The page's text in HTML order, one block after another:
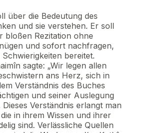
über die Bedeutung des
und sie verstehen. Er soll
bloßen Rezitation ohne
und sofort nachfragen,
bereitet.
sagte: „Wir legen allen
ans Herz, sich in
Verständnis des Buches
und seiner Auslegung
Verständnis erlangt man
in ihrem Wissen und ihrer
sind. Verlässliche Quellen